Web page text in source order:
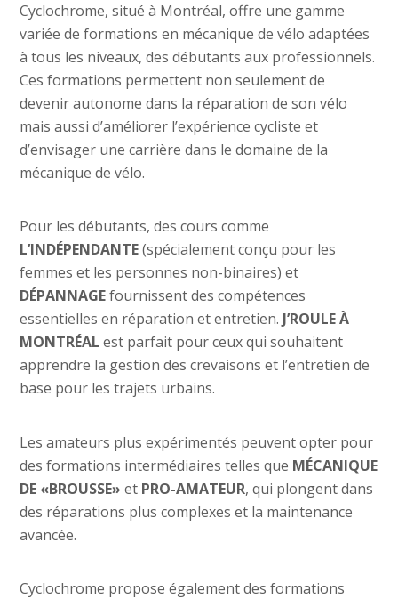
Cyclochrome, situé à Montréal, offre une gamme
variée de formations en mécanique de vélo adaptées
à tous les niveaux, des débutants aux professionnels.
Ces formations permettent non seulement de
devenir autonome dans la réparation de son vélo
mais aussi d’améliorer l’expérience cycliste et
d’envisager une carrière dans le domaine de la
mécanique de vélo.
Pour les débutants, des cours comme
L’INDÉPENDANTE(spécialement conçu pour les
femmes et les personnes non-binaires) et
DÉPANNAGEfournissent des compétences
essentielles en réparation et entretien. J’ROULE À
MONTRÉAL est parfait pour ceux qui souhaitent
apprendre la gestion des crevaisons et l’entretien de
base pour les trajets urbains.
Les amateurs plus expérimentés peuvent opter pour
des formations intermédiaires telles que MÉCANIQUE
DE «BROUSSE» et PRO-AMATEUR, qui plongent dans
des réparations plus complexes et la maintenance
avancée.
Cyclochrome propose également des formations